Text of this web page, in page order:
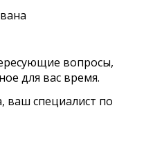
вопросы,
для вас время.
ваш специалист по